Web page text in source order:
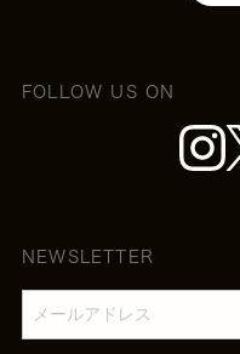
FOLLOW US ON
NEWSLETTER